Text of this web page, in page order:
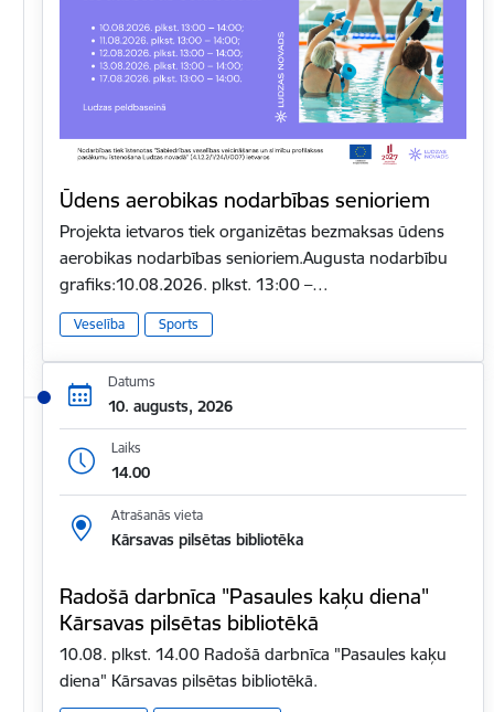
Ūdens aerobikas nodarbības senioriem
Projekta ietvaros tiek organizētas bezmaksas ūdens
aerobikas nodarbības senioriem.Augusta nodarbību
grafiks:10.08.2026. plkst. 13:00 –…
Veselība Sports
Datums
10. augusts, 2026
Laiks
14.00
Atrašanās vieta
Kārsavas pilsētas bibliotēka
Radošā darbnīca "Pasaules kaķu diena"
Kārsavas pilsētas bibliotēkā
10.08. plkst. 14.00 Radošā darbnīca "Pasaules kaķu
diena" Kārsavas pilsētas bibliotēkā.